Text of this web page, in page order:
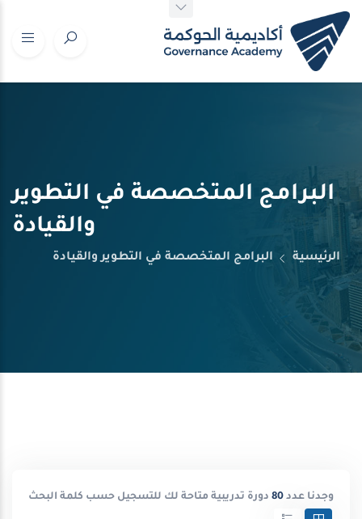
البرامج المتخصصة في التطوير
والقيادة
الرئيسية البرامج المتخصصة في التطوير والقيادة
وجدنا عدد 80 دورة تدريبية متاحة لك للتسجيل حسب كلمة البحث